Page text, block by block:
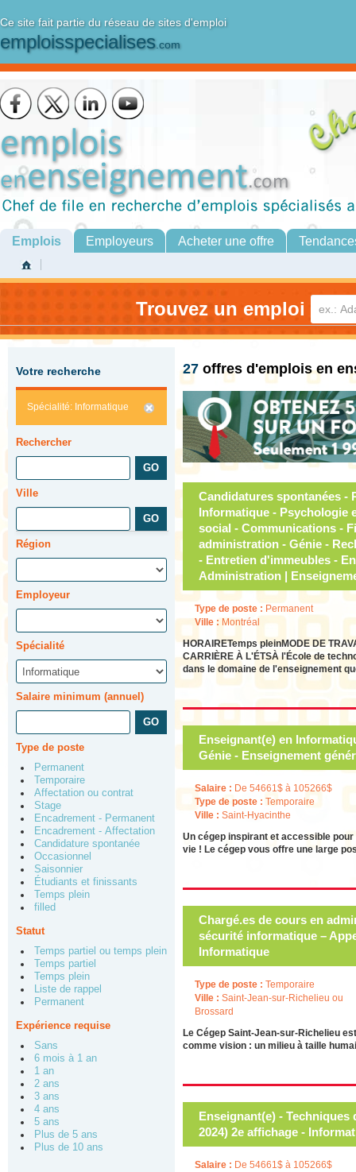
Ce site fait partie du réseau de sites d'emploi
emploisspecialises.com
Emplois Employeurs Acheter une offre
Trouvez un emploi
Votre recherche
Spécialité: Informatique
Rechercher
Ville
Région
Employeur
Spécialité
Salaire minimum (annuel)
Type de poste
Permanent
Temporaire
Affectation ou contrat
Stage
Encadrement - Permanent
Encadrement - Affectation
Candidature spontanée
Occasionnel
Saisonnier
Étudiants et finissants
Temps plein
filled
Statut
Temps partiel ou temps plein
Temps partiel
Temps plein
Liste de rappel
Permanent
Expérience requise
Sans
6 mois à 1 an
1 an
2 ans
3 ans
4 ans
5 ans
Plus de 5 ans
Plus de 10 ans
27 offres d'emplois en
Candidatures spontanées -
Informatique - Psychologie
social - Communications -
administration - Génie -
- Entretien d'immeubles -
Administration |
Type de poste : Permanent
Ville : Montréal
HORAIRETemps pleinMODE DE
CARRIÈRE À L'ÉTSÀ l'École de
dans le domaine de l'enseignement
Enseignant(e) en
Génie - Enseignement
Salaire : De 54661$ à 105266$
Type de poste : Temporaire
Ville : Saint-Hyacinthe
Un cégep inspirant et accessible
vie ! Le cégep vous offre une large
Chargé.es de cours en
sécurité informatique –
Informatique
Type de poste : Temporaire
Ville : Saint-Jean-sur-Richelieu ou
Brossard
Le Cégep Saint-Jean-sur-Richelieu
comme vision : un milieu à taille
Enseignant(e) -
2024) 2e affichage -
Salaire : De 54661$ à 105266$